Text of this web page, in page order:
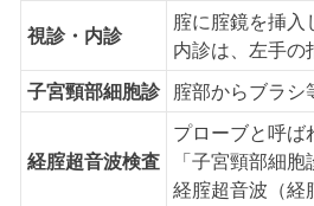
視診・内診
腟に腟鏡を挿入
内診は、左手の
子宮頸部細胞診
腟部からブラシ
経腟超音波検査
プローブと呼ば
「子宮頸部細
経腟超音波（経